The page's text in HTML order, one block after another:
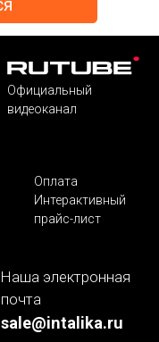
Официальный
видеоканал
Оплата
Интерактивный
прайс-лист
Наша электронная
почта
sale@intalika.ru